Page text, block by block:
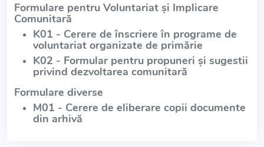
Formulare pentru Voluntariat și Implicare
Comunitară
K01 - Cerere de înscriere în programe de
voluntariat organizate de primărie
K02 - Formular pentru propuneri și sugestii
privind dezvoltarea comunitară
Formulare diverse
M01 - Cerere de eliberare copii documente
din arhivă